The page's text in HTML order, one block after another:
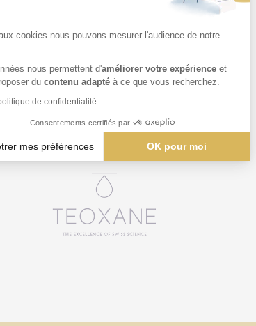
cookies nous pouvons mesurer l'audience de notre
nous permettent d'améliorer votre expérience et
du contenu adapté à ce que vous recherchez.
de confidentialité
Consentements certifiés par
mes préférences OK pour moi
vous permet d'adapter et de gérer vos
Nos Partenaires